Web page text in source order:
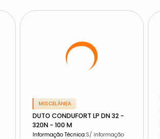
MISCELÂNEA
DUTO CONDUFORT LP DN 32 -
320N - 100 M
Informação Técnica:S/ informação